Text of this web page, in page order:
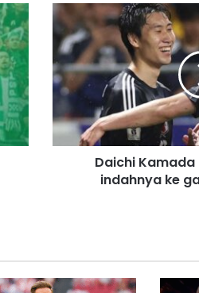
Daichi
indahnya ke